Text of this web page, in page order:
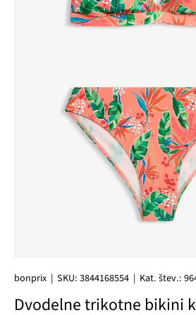
bonprix | SKU: 3844168554 | Kat. štev.:
Dvodelne trikotne bikini